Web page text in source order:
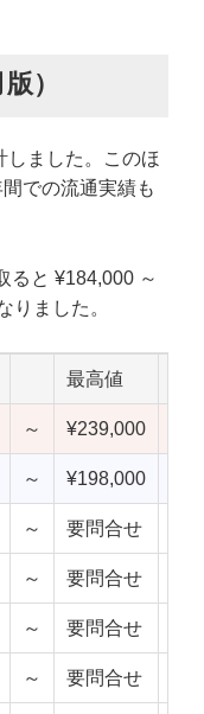
）
しました。このほ
での流通実績も
ると ¥184,000 ～
りました。
最高値
～ ¥239,000
～ ¥198,000
～ 要問合せ
～ 要問合せ
～ 要問合せ
～ 要問合せ